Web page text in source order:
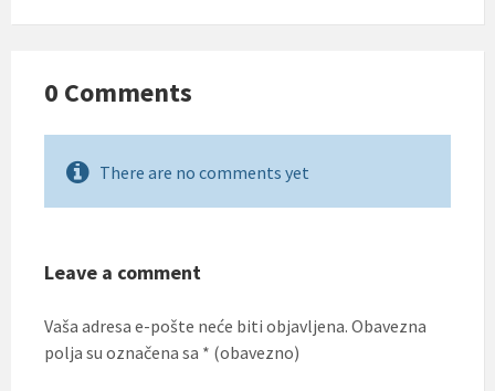
0 Comments
There are no comments yet
Leave a comment
Vaša adresa e-pošte neće biti objavljena. Obavezna
polja su označena sa * (obavezno)